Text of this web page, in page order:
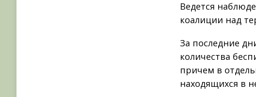
Ведется
коалиции над
За последние
количества
причем в
находящихся в